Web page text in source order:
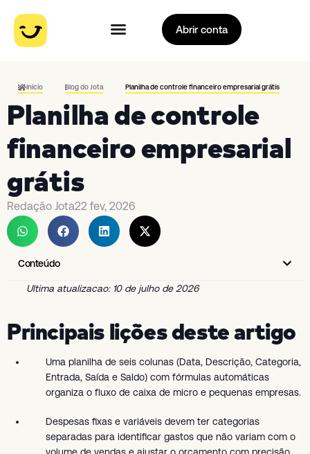
Abrir conta
Início Blog do Jota Planilha de controle financeiro empresarial grátis
Planilha de controle
financeiro empresarial
grátis
Redação Jota22 fev, 2026
Conteúdo
Ultima atualizacao: 10 de julho de 2026
Principais lições deste artigo
Uma planilha de seis colunas (Data, Descrição, Categoria,
Entrada, Saída e Saldo) com fórmulas automáticas
organiza o fluxo de caixa de micro e pequenas empresas.
Despesas fixas e variáveis devem ter categorias
separadas para identificar gastos que não variam com o